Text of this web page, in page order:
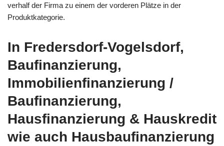
verhalf der Firma zu einem der vorderen Plätze in der
Produktkategorie.
In Fredersdorf-Vogelsdorf,
Baufinanzierung,
Immobilienfinanzierung /
Baufinanzierung,
Hausfinanzierung & Hauskredit
wie auch Hausbaufinanzierung